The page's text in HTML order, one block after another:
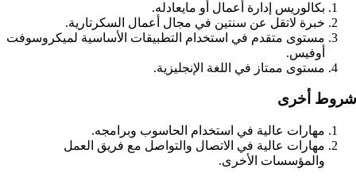
بكالوريس إدارة أعمال أو مايعادله.
خبرة لاتقل عن سنتين في مجال أعمال السكرتارية.
مستوى متقدم في استخدام التطبيقات الأساسية لميكروسوفت
أوفيس.
مستوى ممتاز في اللغة الإنجليزية.
شروط أخرى
مهارات عالية في استخدام الحاسوب وبرامجه.
مهارات عالية في الاتصال والتواصل مع فريق العمل
والمؤسسات الأخرى.